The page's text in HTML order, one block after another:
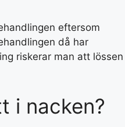
eftersom
då har
riskerar man att lössen
i nacken?